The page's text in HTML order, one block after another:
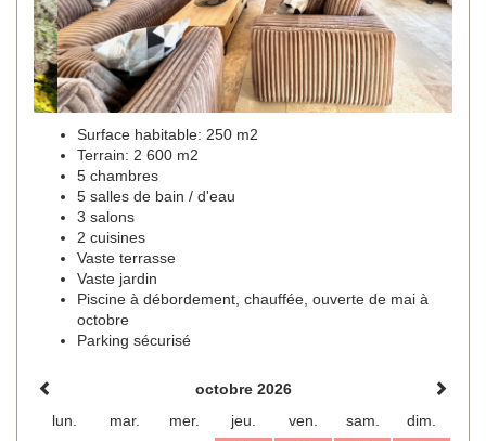
Surface habitable: 250 m2
Terrain: 2 600 m2
5 chambres
5 salles de bain / d'eau
3 salons
2 cuisines
Vaste terrasse
Vaste jardin
Piscine à débordement, chauffée, ouverte de mai à
octobre
Parking sécurisé
octobre 2026
lun.
mar. mer. jeu. ven. sam.
dim.